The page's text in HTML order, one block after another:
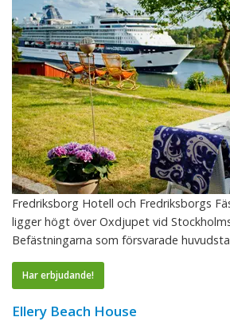
Fredriksborg Hotell och Fredriksborgs
ligger högt över Oxdjupet vid
Befästningarna som försvarade
Har erbjudande!
Ellery Beach House